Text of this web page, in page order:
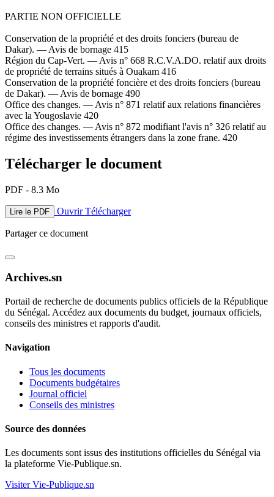
PARTIE NON OFFICIELLE
Conservation de la propriété et des droits fonciers (bureau de
Dakar). — Avis de bornage 415
Région du Cap-Vert. — Avis n° 668 R.C.V.A.DO. relatif aux droits
de propriété de terrains situés à Ouakam 416
Conservation de la propriété foncière et des droits fonciers (bureau
de Dakar). — Avis de bornage 490
Office des changes. — Avis n° 871 relatif aux relations financières
avec la Yougoslavie 420
Office des changes. — Avis n° 872 modifiant l'avis n° 326 relatif au
régime des investissements étrangers dans la zone frane. 420
Télécharger le document
PDF - 8.3 Mo
Lire le PDF OuvrirTélécharger
Partager ce document
Archives.sn
Portail de recherche de documents publics officiels de la République
du Sénégal. Accédez aux documents du budget, journaux officiels,
conseils des ministres et rapports d'audit.
Navigation
Tous les documents
Documents budgétaires
Journal officiel
Conseils des ministres
Source des données
Les documents sont issus des institutions officielles du Sénégal via
la plateforme Vie-Publique.sn.
Visiter Vie-Publique.sn